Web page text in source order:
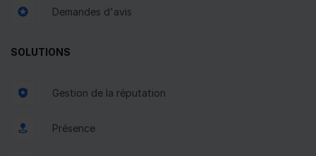
Demandes d'avis
SOLUTIONS
Gestion de la réputation
Présence